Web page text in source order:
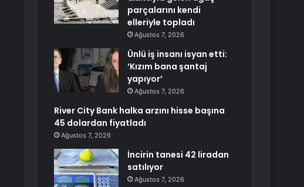
parçalarını kendi
elleriyle topladı
Ağustos 7, 2026
Ünlü iş insanı isyan etti:
‘Kızım bana şantaj
yapıyor’
Ağustos 7, 2026
River City Bank halka arzını hisse başına
45 dolardan fiyatladı
Ağustos 7, 2026
İncirin tanesi 42 liradan
satılıyor
Ağustos 7, 2026